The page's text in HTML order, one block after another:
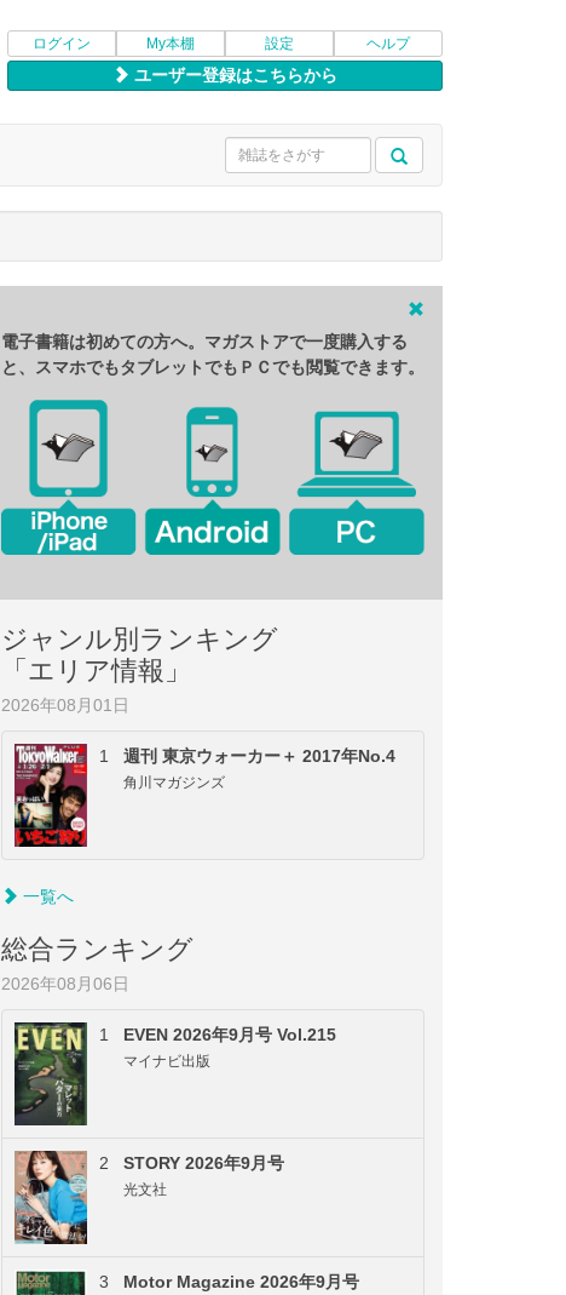
ログイン My本棚 設定 ヘルプ
ユーザー登録はこちらから
電子書籍は初めての方へ。マガストアで一度購入する
と、スマホでもタブレットでもＰＣでも閲覧できます。
ジャンル別ランキング
「エリア情報」
2026年08月01日
1 週刊 東京ウォーカー＋ 2017年No.4
角川マガジンズ
一覧へ
総合ランキング
2026年08月06日
1 EVEN 2026年9月号 Vol.215
マイナビ出版
2 STORY 2026年9月号
光文社
3 Motor Magazine 2026年9月号